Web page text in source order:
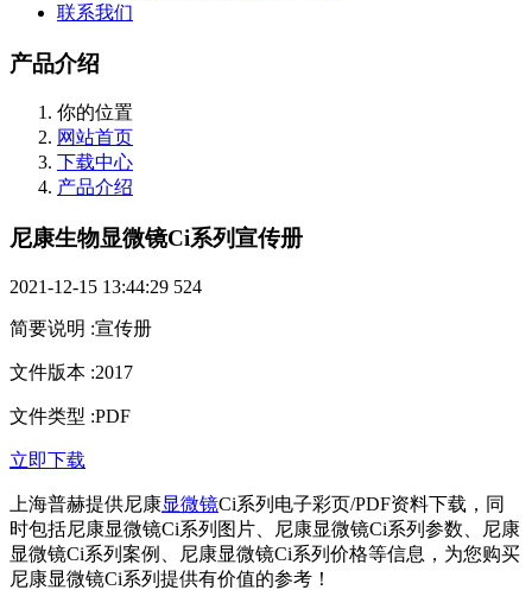
联系我们
产品介绍
你的位置
网站首页
下载中心
产品介绍
尼康生物显微镜Ci系列宣传册
2021-12-15 13:44:29 524
简要说明 :宣传册
文件版本 :2017
文件类型 :PDF
立即下载
上海普赫提供尼康显微镜Ci系列 电子彩页/PDF资料下载， 同
时包括尼康显微镜Ci系列 图片、尼康显微镜Ci系列 参数、尼康
显微镜Ci系列 案例、尼康显微镜Ci系列 价格等信息，为您购买
尼康显微镜Ci系列 提供有价值的参考！